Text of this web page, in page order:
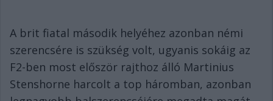
A brit fiatal második helyéhez azonban némi
szerencsére is szükség volt, ugyanis sokáig az
F2-ben most először rajthoz álló Martinius
Stenshorne harcolt a top háromban, azonban